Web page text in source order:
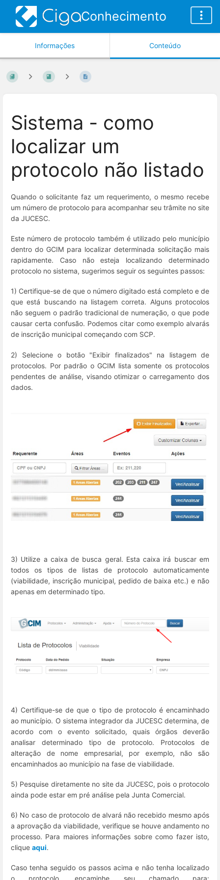
Conhecimento
Informações Conteúdo
Sistema - como
localizar um
protocolo não listado
Quando o solicitante faz um requerimento, o mesmo recebe
um número de protocolo para acompanhar seu trâmite no site
da JUCESC.
Este número de protocolo também é utilizado pelo município
dentro do GCIM para localizar determinada solicitação mais
rapidamente. Caso não esteja localizando determinado
protocolo no sistema, sugerimos seguir os seguintes passos:
1) Certifique-se de que o número digitado está completo e de
que está buscando na listagem correta. Alguns protocolos
não seguem o padrão tradicional de numeração, o que pode
causar certa confusão. Podemos citar como exemplo alvarás
de inscrição municipal começando com SCP.
2) Selecione o botão "Exibir finalizados" na listagem de
protocolos. Por padrão o GCIM lista somente os protocolos
pendentes de análise, visando otimizar o carregamento dos
dados.
3) Utilize a caixa de busca geral. Esta caixa irá buscar em
todos os tipos de listas de protocolo automaticamente
(viabilidade, inscrição municipal, pedido de baixa etc.) e não
apenas em determinado tipo.
4) Certifique-se de que o tipo de protocolo é encaminhado
ao município. O sistema integrador da JUCESC determina, de
acordo com o evento solicitado, quais órgãos deverão
analisar determinado tipo de protocolo. Protocolos de
alteração de nome empresarial, por exemplo, não são
encaminhados ao município na fase de viabilidade.
5) Pesquise diretamente no site da JUCESC, pois o protocolo
ainda pode estar em pré análise pela Junta Comercial.
6) No caso de protocolo de alvará não recebido mesmo após
a aprovação da viabilidade, verifique se houve andamento no
processo. Para maiores informações sobre como fazer isto,
clique aqui.
Caso tenha seguido os passos acima e não tenha localizado